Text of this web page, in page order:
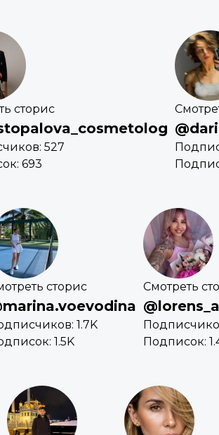
сторис
527
693
сторис
1.7K
1.5K
Смотреть
Подписок: